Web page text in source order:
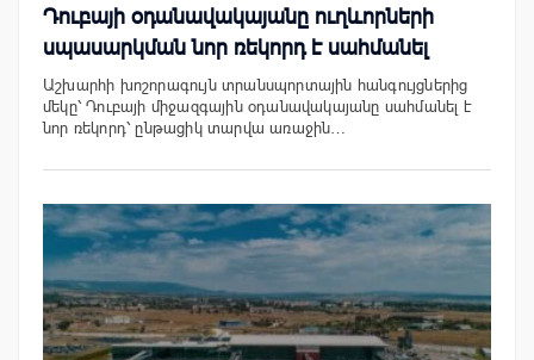
Դուբայի օդանավակայանը ուղևորների
սպասարկման նոր ռեկորդ է սահմանել
Աշխարհի խոշորագույն տրանսպորտային հանգույցներից
մեկը՝ Դուբայի միջազգային օդանավակայանը սահմանել է
նոր ռեկորդ՝ ընթացիկ տարվա առաջին…